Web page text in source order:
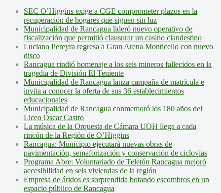
SEC O’Higgins exige a CGE comprometer plazos en la
recuperación de hogares que siguen sin luz
Municipalidad de Rancagua lideró nuevo operativo de
fiscalización que permitió clausurar un casino clandestino
Luciano Pereyra regresa a Gran Arena Monticello con nuevo
disco
Rancagua rindió homenaje a los seis mineros fallecidos en la
tragedia de División El Teniente
Municipalidad de Rancagua lanza campaña de matrícula e
invita a conocer la oferta de sus 36 establecimientos
educacionales
Municipalidad de Rancagua conmemoró los 180 años del
Liceo Óscar Castro
La música de la Orquesta de Cámara UOH llega a cada
rincón de la Región de O’Higgins
Rancagua: Municipio ejecutará nuevas obras de
pavimentación, semaforización y conservación de ciclovías
Programa Abre: Voluntariado de Teletón Rancagua mejoró
accesibilidad en seis viviendas de la región
Empresa de áridos es sorprendida botando escombros en un
espacio público de Rancagua